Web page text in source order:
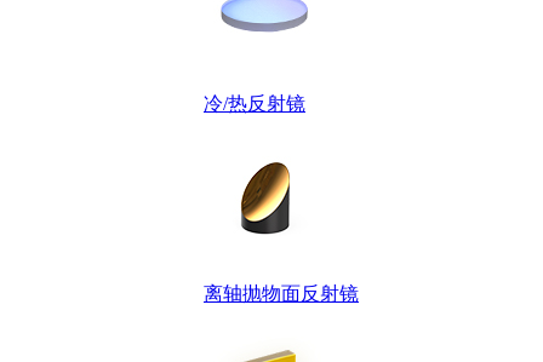
冷/热反射镜
离轴抛物面反射镜